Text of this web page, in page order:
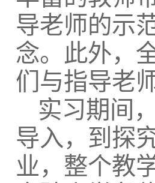
导老师的示
念。此外，
们与指导老
实习期间
导入，到探
业，整个教